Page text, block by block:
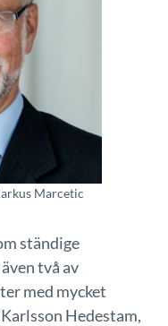
Marcetic
ständige
två av
med mycket
Hedestam,